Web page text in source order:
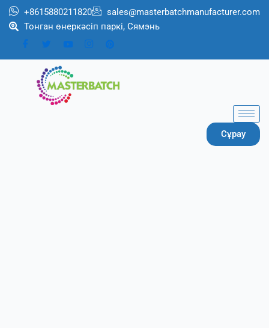
+8615880211820
sales@masterbatchmanufacturer.com
Тонган өнеркәсіп паркі, Сямэнь
Сұрау